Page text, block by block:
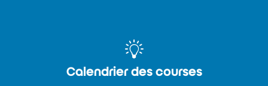
Calendrier des courses